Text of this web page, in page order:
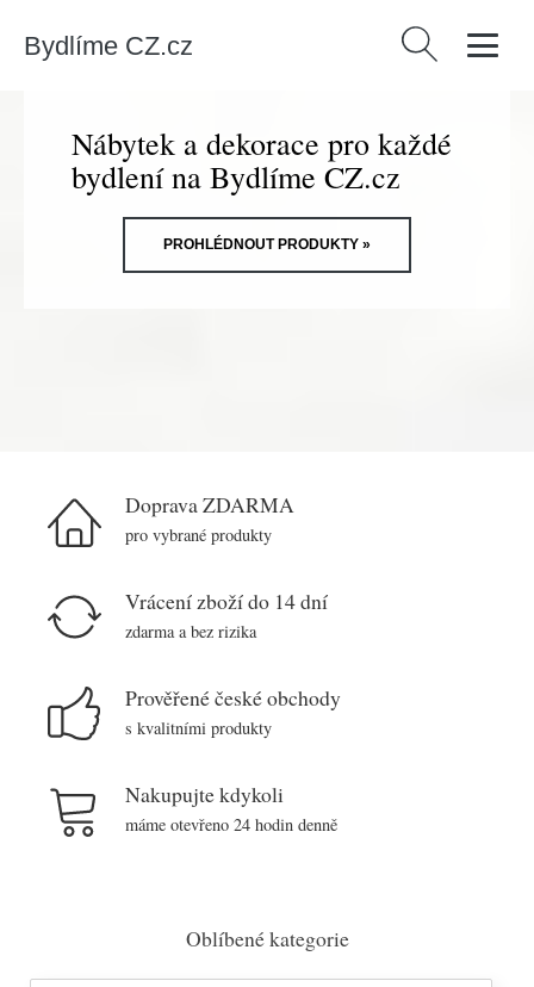
Bydlíme CZ.cz Vyhledávání
Nábytek a dekorace pro každé
bydlení na Bydlíme CZ.cz
PROHLÉDNOUT PRODUKTY »
Doprava ZDARMA
pro vybrané produkty
Vrácení zboží do 14 dní
zdarma a bez rizika
Prověřené české obchody
s kvalitními produkty
Nakupujte kdykoli
máme otevřeno 24 hodin denně
Oblíbené kategorie